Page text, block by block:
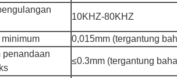
10KHZ-80KHZ
minimum
0,015mm (tergantung
penandaan
≤0.3mm (tergantung